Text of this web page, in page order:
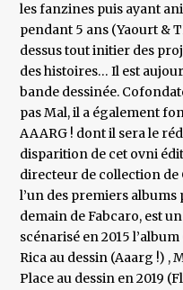
les fanzines puis ayant
pendant 5 ans (Yaourt &
dessus tout initier des
des histoires… Il est
bande dessinée.
pas Mal, il a également
AAARG ! dont il sera le
disparition de cet ovni
directeur de collection de
l’un des premiers albums
demain de Fabcaro, est
scénarisé en 2015
Rica au dessin (Aaarg !) ,
Place au dessin en 2019